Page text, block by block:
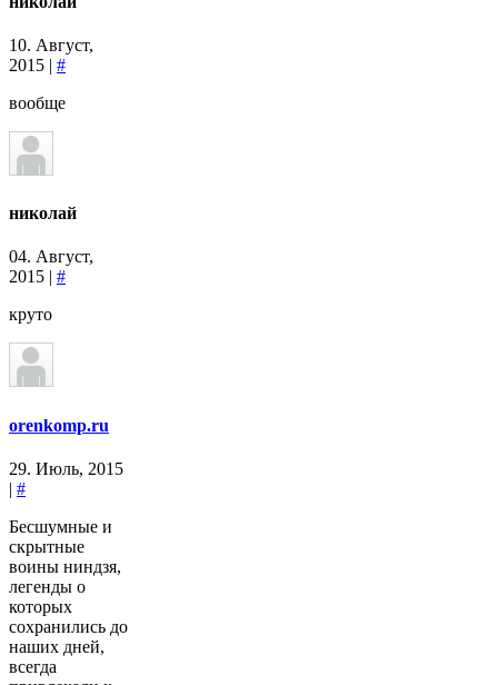
10. Август,
2015 | #
вообще
николай
04. Август,
2015 | #
круто
orenkomp.ru
29. Июль, 2015
| #
Бесшумные и
скрытные
воины ниндзя,
легенды о
которых
сохранились до
наших дней,
всегда